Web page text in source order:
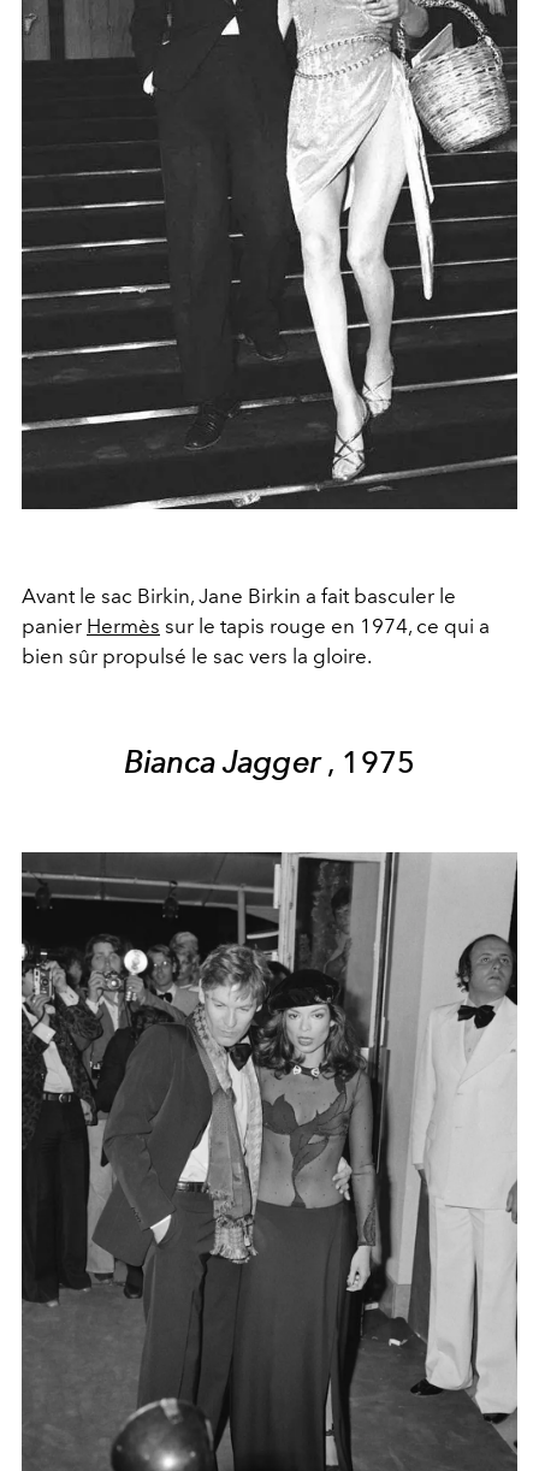
Avant le sac Birkin, Jane Birkin a fait basculer le
panier Hermès sur le tapis rouge en 1974, ce qui a
bien sûr propulsé le sac vers la gloire.
Bianca Jagger, 1975